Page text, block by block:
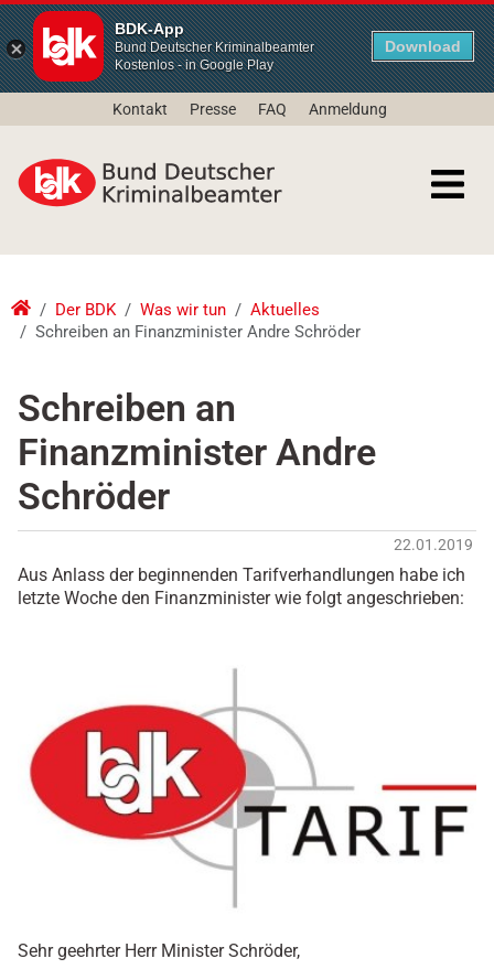
BDK-App
Bund Deutscher Kriminalbeamter
Kostenlos - in Google Play
Download
Kontakt Presse FAQ Anmeldung
Der BDK Was wir tun
Aktuelles
Schreiben an Finanzminister Andre Schröder
Schreiben an
Finanzminister Andre
Schröder
22.01.2019
Aus Anlass der beginnenden Tarifverhandlungen habe ich
letzte Woche den Finanzminister wie folgt angeschrieben:
Sehr geehrter Herr Minister Schröder,